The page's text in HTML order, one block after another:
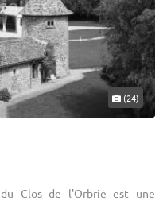
(24)
Clos de l'Orbrie est une